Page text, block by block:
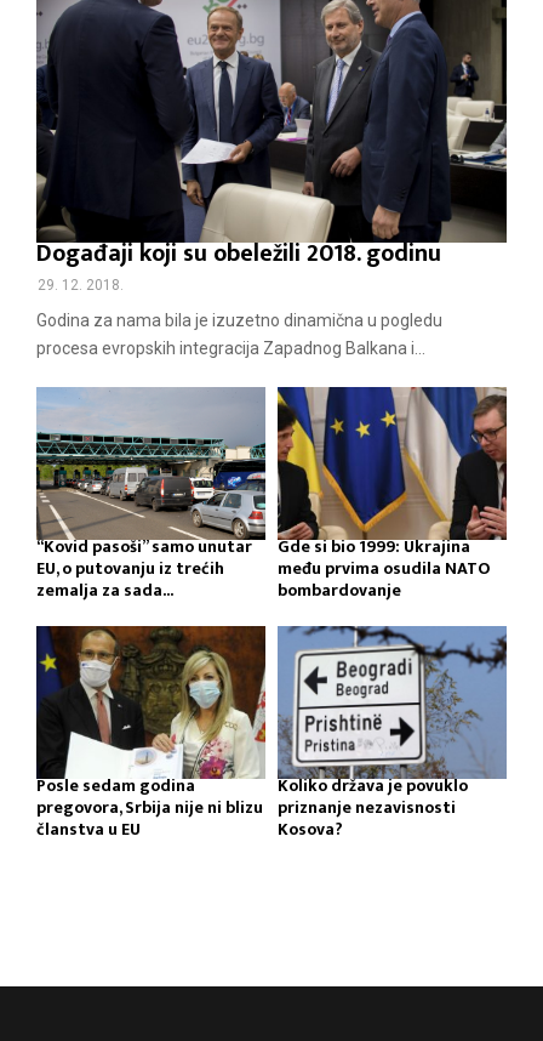
j
e
č
l
a
n
a
k
a
Događaji koji su obeležili 2018. godinu
29. 12. 2018.
Godina za nama bila je izuzetno dinamična u pogledu
procesa evropskih integracija Zapadnog Balkana i...
“Kovid pasoši” samo unutar
EU, o putovanju iz trećih
zemalja za sada...
Gde si bio 1999: Ukrajina
među prvima osudila NATO
bombardovanje
Posle sedam godina
pregovora, Srbija nije ni blizu
članstva u EU
Koliko država je povuklo
priznanje nezavisnosti
Kosova?